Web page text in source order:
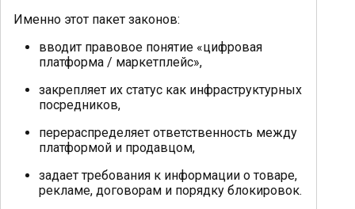
Именно этот пакет законов:
вводит правовое понятие «цифровая
платформа / маркетплейс»,
закрепляет их статус как инфраструктурных
посредников,
перераспределяет ответственность между
платформой и продавцом,
задает требования к информации о товаре,
рекламе, договорам и порядку блокировок.